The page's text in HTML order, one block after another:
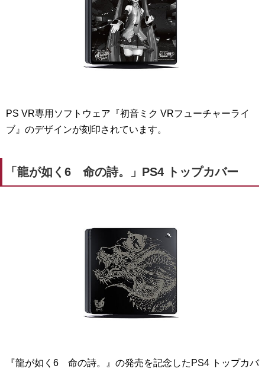
PS VR専用ソフトウェア『初音ミク VRフューチャーライ
ブ』のデザインが刻印されています。
「龍が如く6 命の詩。」PS4 トップカバー
『龍が如く6 命の詩。』 の発売を記念したPS4 トップカバ